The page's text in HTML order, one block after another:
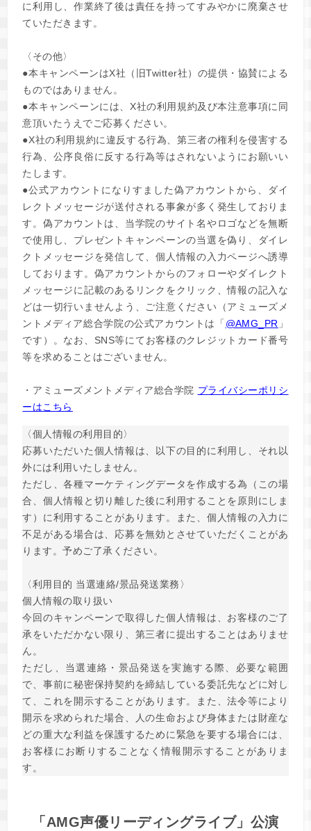
に利用し、作業終了後は責任を持ってすみやかに廃棄させ
ていただきます。
〈その他〉
●本キャンペーンはX社（旧Twitter社）の提供・協賛による
ものではありません。
●本キャンペーンには、X社の利用規約及び本注意事項に同
意頂いたうえでご応募ください。
●X社の利用規約に違反する行為、第三者の権利を侵害する
行為、公序良俗に反する行為等はされないようにお願いい
たします。
●公式アカウントになりすました偽アカウントから、ダイ
レクトメッセージが送付される事象が多く発生しておりま
す。偽アカウントは、当学院のサイト名やロゴなどを無断
で使用し、プレゼントキャンペーンの当選を偽り、ダイレ
クトメッセージを発信して、個人情報の入力ページへ誘導
しております。偽アカウントからのフォローやダイレクト
メッセージに記載のあるリンクをクリック、情報の記入な
どは一切行いませんよう、ご注意ください（アミューズメ
ントメディア総合学院の公式アカウントは「 @AMG_PR 」
です）。なお、SNS等にてお客様のクレジットカード番号
等を求めることはございません。
・アミューズメントメディア総合学院 プライバシーポリシ
ーはこちら
〈個人情報の利用目的〉
応募いただいた個人情報は、以下の目的に利用し、それ以
外には利用いたしません。
ただし、各種マーケティングデータを作成する為（この場
合、個人情報と切り離した後に利用することを原則にしま
す）に利用することがあります。また、個人情報の入力に
不足がある場合は、応募を無効とさせていただくことがあ
ります。予めご了承ください。
〈利用目的 当選連絡/景品発送業務〉
個人情報の取り扱い
今回のキャンペーンで取得した個人情報は、お客様のご了
承をいただかない限り、第三者に提出することはありませ
ん。
ただし、当選連絡・景品発送を実施する際、必要な範囲
で、事前に秘密保持契約を締結している委託先などに対し
て、これを開示することがあります。また、法令等により
開示を求められた場合、人の生命および身体または財産な
どの重大な利益を保護するために緊急を要する場合には、
お客様にお断りすることなく情報開示することがありま
す。
「AMG声優リーディングライブ」公演